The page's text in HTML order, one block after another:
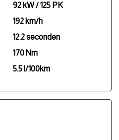
92 kW / 125 PK
192 km/h
12.2 seconden
170 Nm
5.5 l/100km